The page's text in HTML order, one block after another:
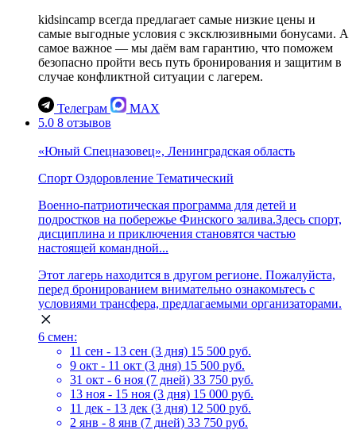
kidsincamp всегда предлагает самые низкие цены и
самые выгодные условия с эксклюзивными бонусами. А
самое важное — мы даём вам гарантию, что поможем
безопасно пройти весь путь бронирования и защитим в
случае конфликтной ситуации с лагерем.
Телеграм
MAX
5.0 8 отзывов
«Юный Спецназовец», Ленинградская область
Спорт Оздоровление Тематический
Военно-патриотическая программа для детей и
подростков на побережье Финского залива.Здесь спорт,
дисциплина и приключения становятся частью
настоящей командной...
Этот лагерь находится в другом регионе. Пожалуйста,
перед бронированием внимательно ознакомьтесь с
условиями трансфера, предлагаемыми организаторами.
6 смен:
11 сен - 13 сен (3 дня) 15 500 руб.
9 окт - 11 окт (3 дня) 15 500 руб.
31 окт - 6 ноя (7 дней) 33 750 руб.
13 ноя - 15 ноя (3 дня) 15 000 руб.
11 дек - 13 дек (3 дня) 12 500 руб.
2 янв - 8 янв (7 дней) 33 750 руб.